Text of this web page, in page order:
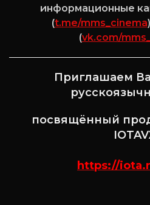
информационные
(t.me/mms_cinema
(vk.com/
Приглашаем
посвящённый
https://